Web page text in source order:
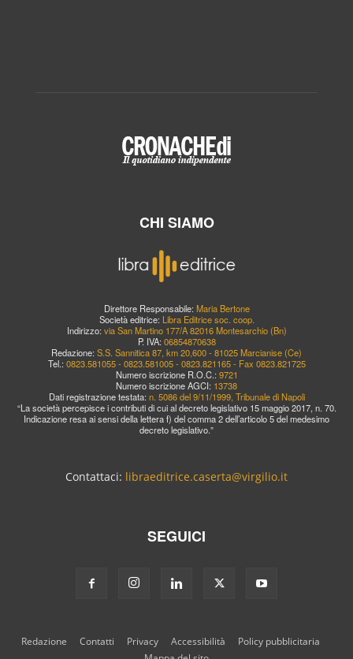
CHI SIAMO
Direttore Responsabile: Maria Bertone
Società editrice: Libra Editrice soc. coop.
Indirizzo: via San Martino 177/A 82016 Montesarchio (Bn)
P. IVA: 06854870638
Redazione: S.S. Sannitica 87, km 20,600 - 81025 Marcianise (Ce)
Tel.: 0823.581055 - 0823.581005 - 0823.821165 - Fax 0823.821725
Numero iscrizione R.O.C.: 9721
Numero iscrizione AGCI: 13738
Dati registrazione testata: n. 5086 del 9/11/1999, Tribunale di Napoli
“La società percepisce i contributi di cui al decreto legislativo 15 maggio 2017, n. 70.
Indicazione resa ai sensi della lettera f) del comma 2 dell’articolo 5 del medesimo
decreto legislativo.”
Contattaci: libraeditrice.caserta@virgilio.it
SEGUICI
Redazione Contatti Privacy Accessibilità
Policy pubblicitaria